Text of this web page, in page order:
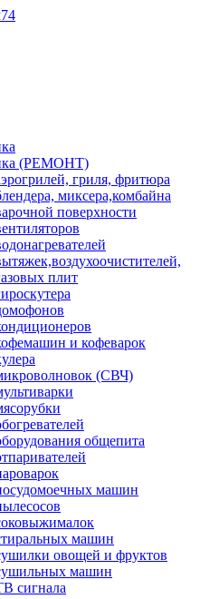
(РЕМОНТ)
гриля, фритюра
миксера,комбайна
поверхности
плит
и кофеварок
(СВЧ)
общепита
машин
машин
овощей и фруктов
машин
сигнала